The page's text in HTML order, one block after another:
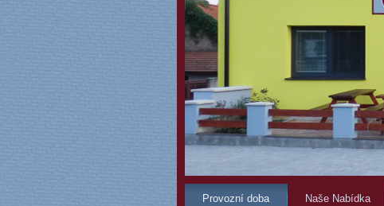
Provozní doba Naše Nabídka